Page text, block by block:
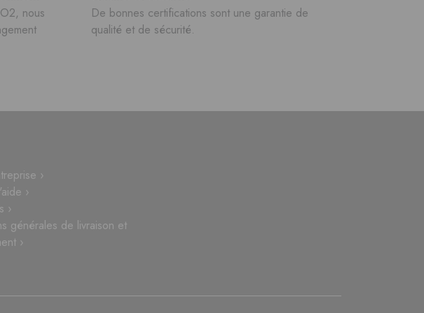
nous
De bonnes certifications sont une garantie de
qualité et de sécurité.
›
›
›
générales de livraison et
›